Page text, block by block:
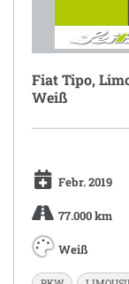
Fiat Tipo,
Weiß
Febr. 2019
77.000 km
Weiß